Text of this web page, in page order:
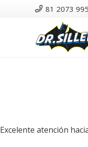
81 2073
Excelente atención